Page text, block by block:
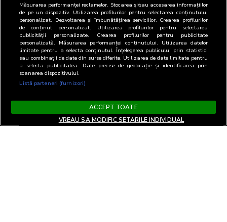
Măsurarea performanței reclamelor. Stocarea și/sau accesarea informațiilor
de pe un dispozitiv. Utilizarea profilurilor pentru selectarea conținutului
personalizat. Dezvoltarea și îmbunătățirea serviciilor. Crearea profilurilor
de conținut personalizat. Utilizarea profilurilor pentru selectarea
publicității personalizate. Crearea profilurilor pentru publicitate
personalizată. Măsurarea performanței conținutului. Utilizarea datelor
limitate pentru a selecta conținutul. Înțelegerea publicului prin statistici
sau combinații de date din surse diferite. Utilizarea de date limitate pentru
a selecta publicitatea. Date precise de geolocație și identificarea prin
scanarea dispozitivului.
Listă parteneri (furnizori)
ACCEPT TOATE
VREAU SA MODIFIC SETARILE INDIVIDUAL